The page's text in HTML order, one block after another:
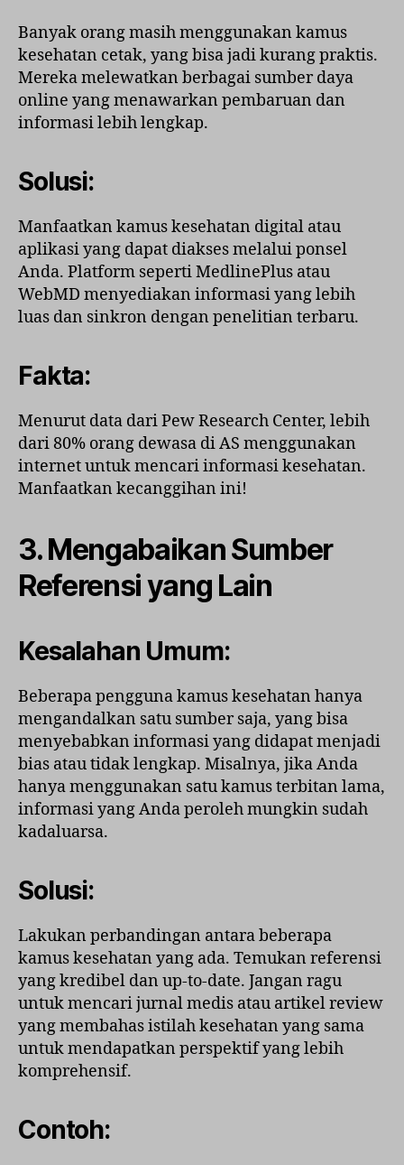
Banyak orang masih menggunakan kamus
kesehatan cetak, yang bisa jadi kurang praktis.
Mereka melewatkan berbagai sumber daya
online yang menawarkan pembaruan dan
informasi lebih lengkap.
Solusi:
Manfaatkan kamus kesehatan digital atau
aplikasi yang dapat diakses melalui ponsel
Anda. Platform seperti MedlinePlus atau
WebMD menyediakan informasi yang lebih
luas dan sinkron dengan penelitian terbaru.
Fakta:
Menurut data dari Pew Research Center, lebih
dari 80% orang dewasa di AS menggunakan
internet untuk mencari informasi kesehatan.
Manfaatkan kecanggihan ini!
3. Mengabaikan Sumber
Referensi yang Lain
Kesalahan Umum:
Beberapa pengguna kamus kesehatan hanya
mengandalkan satu sumber saja, yang bisa
menyebabkan informasi yang didapat menjadi
bias atau tidak lengkap. Misalnya, jika Anda
hanya menggunakan satu kamus terbitan lama,
informasi yang Anda peroleh mungkin sudah
kadaluarsa.
Solusi:
Lakukan perbandingan antara beberapa
kamus kesehatan yang ada. Temukan referensi
yang kredibel dan up-to-date. Jangan ragu
untuk mencari jurnal medis atau artikel review
yang membahas istilah kesehatan yang sama
untuk mendapatkan perspektif yang lebih
komprehensif.
Contoh: